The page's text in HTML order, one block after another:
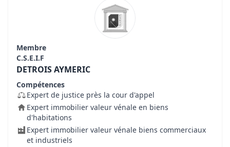
Membre
C.S.E.I.F
DETROIS AYMERIC
Compétences
Expert de justice près la cour d'appel
Expert immobilier valeur vénale en biens
d'habitations
Expert immobilier valeur vénale biens commerciaux
et industriels